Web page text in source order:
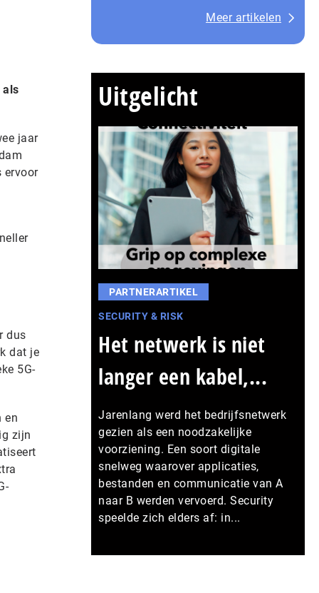
als
jaar
ervoor
dus
dat je
5G-
en
zijn
Meer artikelen
Uitgelicht
PARTNERARTIKEL
SECURITY & RISK
Het netwerk is niet
langer een kabel,...
Jarenlang werd het bedrijfsnetwerk
gezien als een noodzakelijke
voorziening. Een soort digitale
snelweg waarover applicaties,
bestanden en communicatie van A
naar B werden vervoerd. Security
speelde zich elders af: in...